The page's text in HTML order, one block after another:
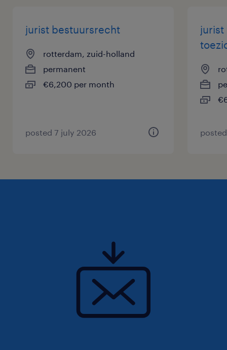
jurist bestuursrecht
rotterdam, zuid-holland
permanent
€6,200 per month
posted 7 july 2026
jurist